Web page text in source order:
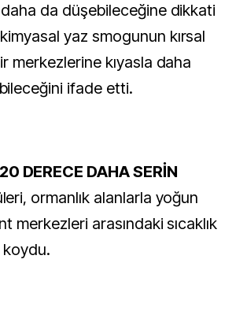
da düşebileceğine dikkati
yaz smogunun kırsal
merkezlerine kıyasla daha
ifade etti.
DERECE DAHA SERİN
ormanlık alanlarla yoğun
merkezleri arasındaki sıcaklık
koydu.